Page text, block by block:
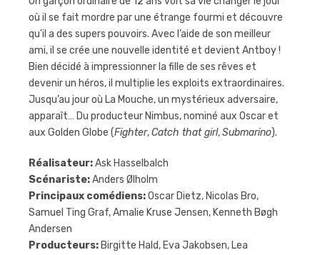
où il se fait mordre par une étrange fourmi et découvre
qu’il a des supers pouvoirs. Avec l’aide de son meilleur
ami, il se crée une nouvelle identité et devient Antboy !
Bien décidé à impressionner la fille de ses rêves et
devenir un héros, il multiplie les exploits extraordinaires.
Jusqu’au jour où La Mouche, un mystérieux adversaire,
apparaît… Du producteur Nimbus, nominé aux Oscar et
aux Golden Globe (Fighter,Catch that girl,Submarino).
Réalisateur:Ask Hasselbalch
Scénariste:Anders Ølholm
Principaux comédiens:Oscar Dietz, Nicolas Bro,
Samuel Ting Graf, Amalie Kruse Jensen, Kenneth Bøgh
Andersen
Producteurs: Birgitte Hald, Eva Jakobsen, Lea